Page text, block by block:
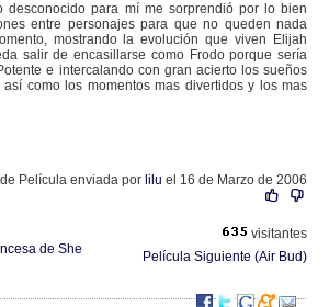
desconocido para mí me sorprendió por lo bien
entre personajes para que no queden nada
mostrando la evolución que viven Elijah
salir de encasillarse como Frodo porque sería
e intercalando con gran acierto los sueños
como los momentos mas divertidos y los mas
Película enviada por lilu el 16 de Marzo de 2006
visitantes
de She
Película Siguiente (Air Bud)